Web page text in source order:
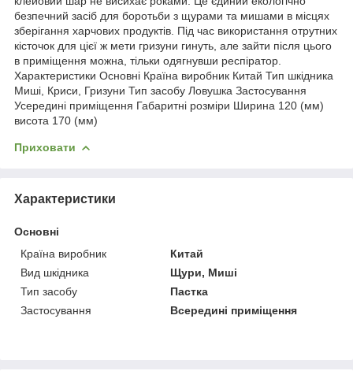
безпечний засіб для боротьби з щурами та мишами в місцях
зберігання харчових продуктів. Під час використання отрутних
кісточок для цієї ж мети гризуни гинуть, але зайти після цього
в приміщення можна, тільки одягнувши респіратор.
Характеристики Основні Країна виробник Китай Тип шкідника
Миші, Криси, Гризуни Тип засобу Ловушка Застосування
Усередині приміщення Габаритні розміри Ширина 120 (мм)
висота 170 (мм)
Приховати
Характеристики
Основні
Країна виробник
Китай
Вид шкідника
Щури, Миші
Тип засобу
Пастка
Застосування
Всередині приміщення